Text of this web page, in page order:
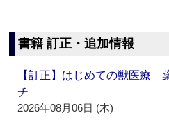
書籍 訂正・追加情報
【訂正】はじめての獣医療
チ
2026年08月06日 (木)